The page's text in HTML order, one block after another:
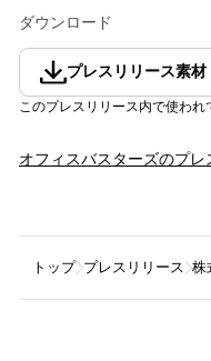
ダウンロード
プレスリリース素材
このプレスリリース内で使わ
オフィスバスターズのプレ
トップ プレスリリース 株